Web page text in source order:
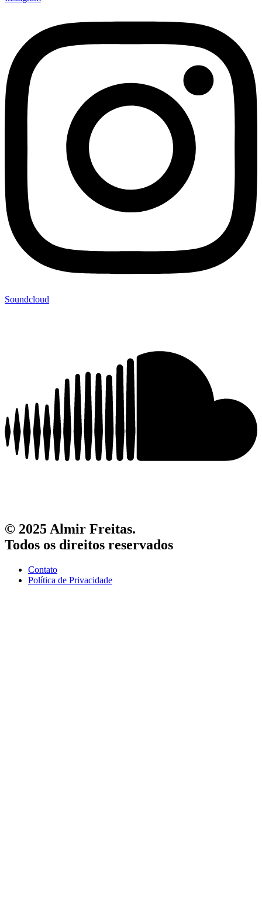
Soundcloud
© 2025 Almir Freitas.
Todos os direitos reservados
Contato
Política de Privacidade